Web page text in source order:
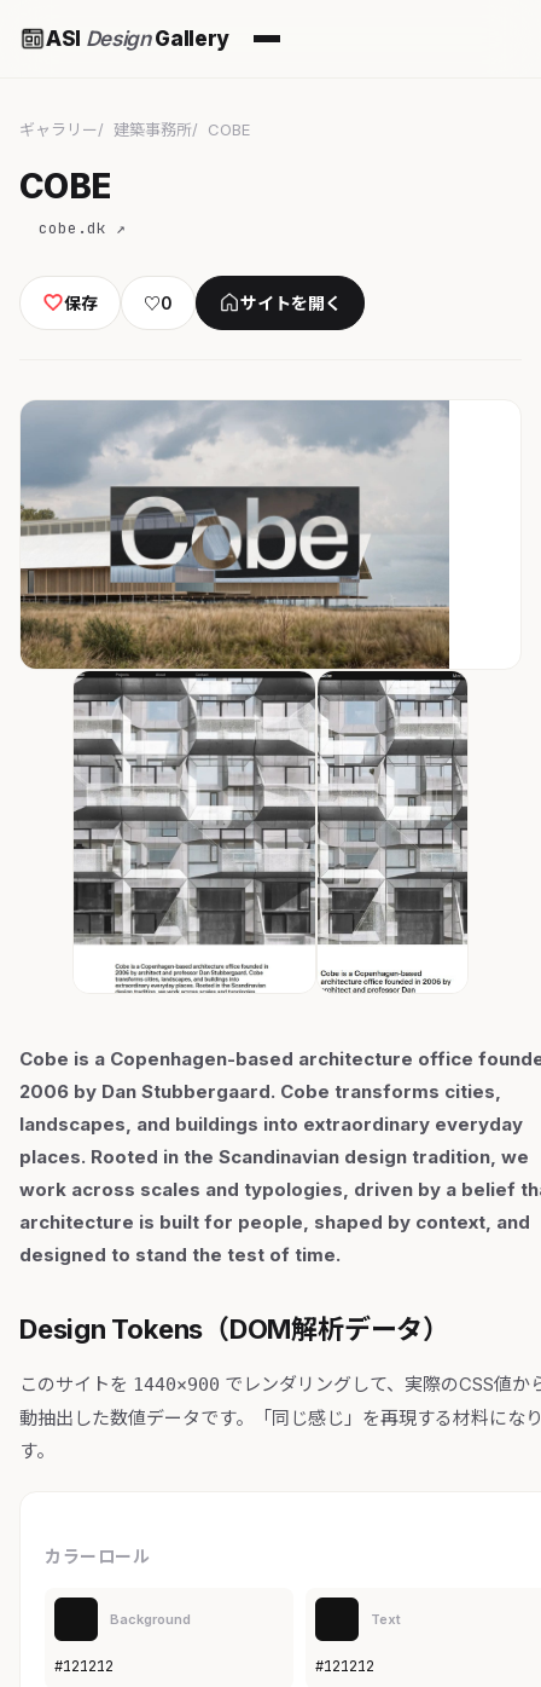
ASI DesignGallery
ギャラリー 建築事務所 COBE
COBE
cobe.dk ↗
保存 ♡0 サイトを開く
Cobe is a Copenhagen-based architecture office
2006 by Dan Stubbergaard. Cobe transforms cities,
landscapes, and buildings into extraordinary everyday
places. Rooted in the Scandinavian design tradition, we
work across scales and typologies, driven by a belief
architecture is built for people, shaped by context, and
designed to stand the test of time.
Design Tokens（DOM解析データ）
このサイトを 1440×900 でレンダリングして、実際のCSS値か
動抽出した数値データです。「同じ感じ」を再現する材料にな
す。
カラーロール
Background
#121212
Text
#121212